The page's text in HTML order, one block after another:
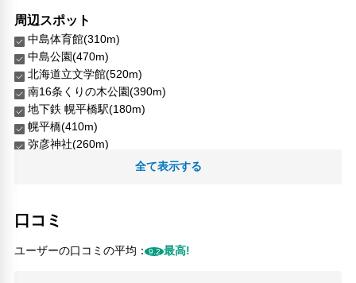
周辺スポット
中島体育館(310m)
中島公園(470m)
北海道立文学館(520m)
南16条くりの木公園(390m)
地下鉄 幌平橋駅(180m)
幌平橋(410m)
弥彦神社(260m)
札幌コンサートホール(450m)
人気スポット
すすきの(1.7km)
全て表示する
口コミ
ユーザーの口コミの平均：9.2 最高!